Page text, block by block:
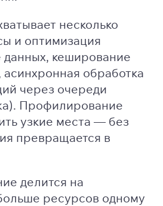
несколько
и оптимизация
данных, кеширование
асинхронная обработка
через очереди
Профилирование
узкие места — без
превращается в
делится на
ресурсов одному